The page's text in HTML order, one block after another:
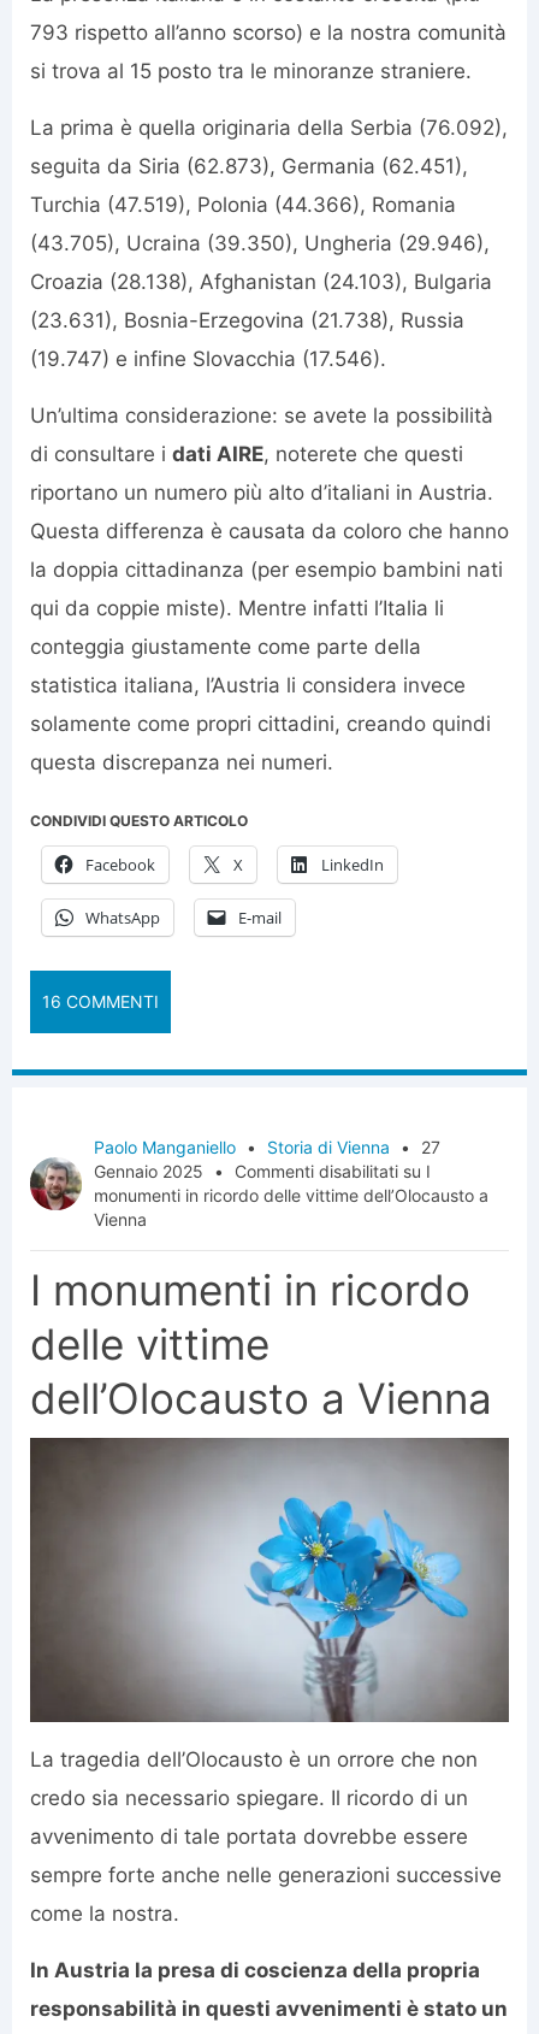
793 rispetto all’anno scorso) e la nostra comunità
si trova al 15 posto tra le minoranze straniere.
La prima è quella originaria della Serbia (76.092),
seguita da Siria (62.873), Germania (62.451),
Turchia (47.519), Polonia (44.366), Romania
(43.705), Ucraina (39.350), Ungheria (29.946),
Croazia (28.138), Afghanistan (24.103), Bulgaria
(23.631), Bosnia-Erzegovina (21.738), Russia
(19.747) e infine Slovacchia (17.546).
Un’ultima considerazione: se avete la possibilità
di consultare i dati AIRE, noterete che questi
riportano un numero più alto d’italiani in Austria.
Questa differenza è causata da coloro che hanno
la doppia cittadinanza (per esempio bambini nati
qui da coppie miste). Mentre infatti l’Italia li
conteggia giustamente come parte della
statistica italiana, l’Austria li considera invece
solamente come propri cittadini, creando quindi
questa discrepanza nei numeri.
CONDIVIDI QUESTO ARTICOLO
Facebook X LinkedIn
WhatsApp E-mail
16 COMMENTI
Paolo Manganiello • Storia di Vienna •
27
Gennaio 2025
• Commenti disabilitati su I
monumenti in ricordo delle vittime dell’Olocausto a
Vienna
I monumenti in ricordo
delle vittime
dell’Olocausto a Vienna
La tragedia dell’Olocausto è un orrore che non
credo sia necessario spiegare. Il ricordo di un
avvenimento di tale portata dovrebbe essere
sempre forte anche nelle generazioni successive
come la nostra.
In Austria la presa di coscienza della propria
responsabilità in questi avvenimenti è stato un